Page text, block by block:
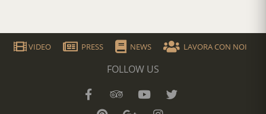
VIDEO PRESS NEWS LAVORA CON NOI
FOLLOW US